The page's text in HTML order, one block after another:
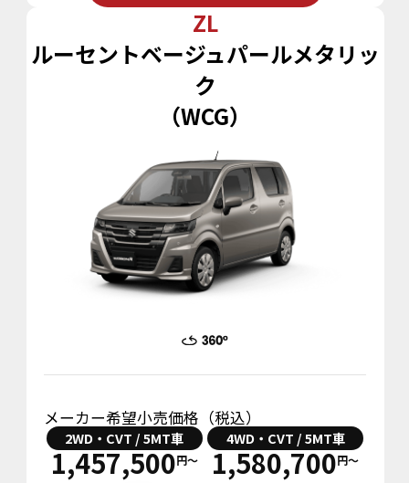
ZL
ルーセントベージュパールメタリッ
ク
（WCG）
メーカー希望小売価格（税込）
2WD・CVT / 5MT車
1,457,500円〜
4WD・CVT / 5MT車
1,580,700円〜